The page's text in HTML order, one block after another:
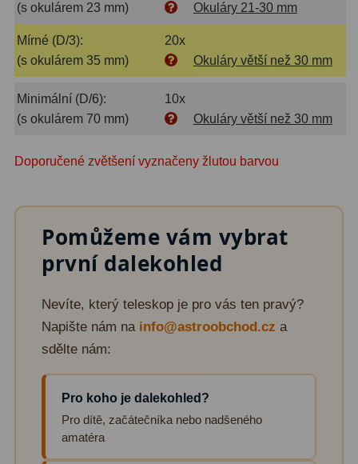
Turistické24
Myslivecké 2
Pro pozorování přírody a
ornitologie
18
Lovecké a turistické
Sportovní
Kapesní14
Univerzální41
Dálkoměry a Noční vidění17
(s okulárem 23 mm)
Okuláry 21-30 mm
Mírné (D/3):
20x
(s okulárem 35 mm)
Okuláry větší než 30 mm
Minimální (D/6):
10x
(s okulárem 70 mm)
Okuláry větší než 30 mm
Doporučené zvětšení vyznačeny žlutou barvou
Pomůžeme vám vybrat
první dalekohled
Nevíte, který teleskop je pro vás ten pravý?
Napište nám na info@astroobchod.cz a
sdělte nám:
Pro koho je dalekohled?
Pro dítě, začátečníka nebo nadšeného
amatéra